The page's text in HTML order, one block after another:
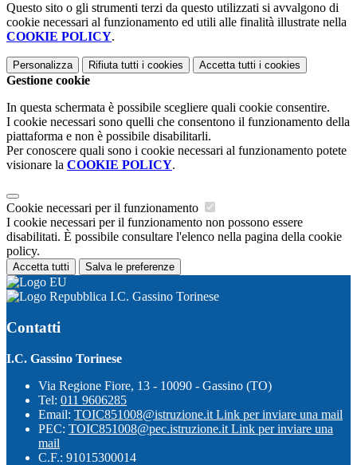
Questo sito o gli strumenti terzi da questo utilizzati si avvalgono di
cookie necessari al funzionamento ed utili alle finalità illustrate nella
COOKIE POLICY.
Personalizza Rifiuta tutti i cookies Accetta tutti i cookies
Gestione cookie
In questa schermata è possibile scegliere quali cookie consentire.
I cookie necessari sono quelli che consentono il funzionamento della
piattaforma e non è possibile disabilitarli.
Per conoscere quali sono i cookie necessari al funzionamento potete
visionare la COOKIE POLICY.
Cookie necessari per il funzionamento
I cookie necessari per il funzionamento non possono essere
disabilitati. È possibile consultare l'elenco nella pagina della cookie
policy.
Accetta tutti Salva le preferenze
I.C. Gassino Torinese
Contatti
I.C. Gassino Torinese
Via Regione Fiore, 13 - 10090 - Gassino (TO)
Tel: 011 9606285
Email: TOIC851008@istruzione.it Link per inviare una mail
PEC: TOIC851008@pec.istruzione.it Link per inviare una
mail
C.F.: 91015300014